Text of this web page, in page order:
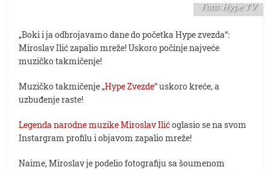
Foto: Hype TV
„Boki i ja odbrojavamo dane do početka Hype zvezda“:
Miroslav Ilić zapalio mreže! Uskoro počinje najveće
muzičko takmičenje!
Muzičko takmičenje „Hype Zvezde“uskoro kreće, a
uzbuđenje raste!
Legenda narodne muzike Miroslav Ilićoglasio se na svom
Instargram profilu i objavom zapalio mreže!
Naime, Miroslav je podelio fotografiju sa šoumenom